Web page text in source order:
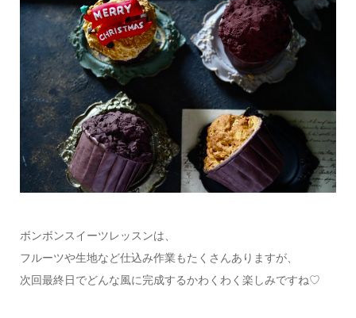
ボンボンスイーツレッスンは、
フルーツや生地など仕込み作業もたくさんありますが、
次回最終日でどんな風に完成するかわくわく楽しみですね︎♡